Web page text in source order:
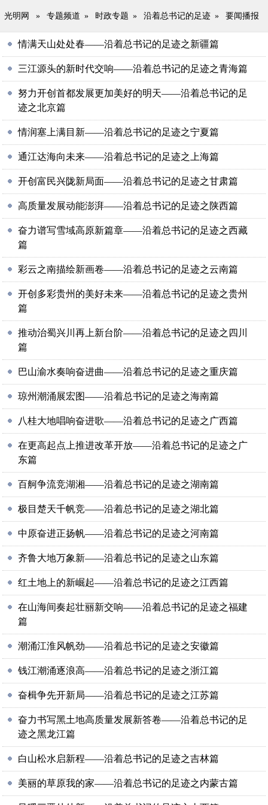
光明网 » 专题频道 » 时政专题 » 沿着总书记的足迹 » 要闻播报
情满天山处处春——沿着总书记的足迹之新疆篇
三江源头的新时代交响——沿着总书记的足迹之青海篇
努力开创首都发展更加美好的明天——沿着总书记的足
迹之北京篇
情润塞上满目新——沿着总书记的足迹之宁夏篇
通江达海向未来——沿着总书记的足迹之上海篇
开创富民兴陇新局面——沿着总书记的足迹之甘肃篇
高质量发展动能澎湃——沿着总书记的足迹之陕西篇
奋力谱写雪域高原新篇章——沿着总书记的足迹之西藏
篇
彩云之南描绘新画卷——沿着总书记的足迹之云南篇
开创多彩贵州的美好未来——沿着总书记的足迹之贵州
篇
推动治蜀兴川再上新台阶——沿着总书记的足迹之四川
篇
巴山渝水奏响奋进曲——沿着总书记的足迹之重庆篇
琼州潮涌展宏图——沿着总书记的足迹之海南篇
八桂大地唱响奋进歌——沿着总书记的足迹之广西篇
在更高起点上推进改革开放——沿着总书记的足迹之广
东篇
百舸争流竞湖湘——沿着总书记的足迹之湖南篇
极目楚天千帆竞——沿着总书记的足迹之湖北篇
中原奋进正扬帆——沿着总书记的足迹之河南篇
齐鲁大地万象新——沿着总书记的足迹之山东篇
红土地上的新崛起——沿着总书记的足迹之江西篇
在山海间奏起壮丽新交响——沿着总书记的足迹之福建
篇
潮涌江淮风帆劲——沿着总书记的足迹之安徽篇
钱江潮涌逐浪高——沿着总书记的足迹之浙江篇
奋楫争先开新局——沿着总书记的足迹之江苏篇
奋力书写黑土地高质量发展新答卷——沿着总书记的足
迹之黑龙江篇
白山松水启新程——沿着总书记的足迹之吉林篇
美丽的草原我的家——沿着总书记的足迹之内蒙古篇